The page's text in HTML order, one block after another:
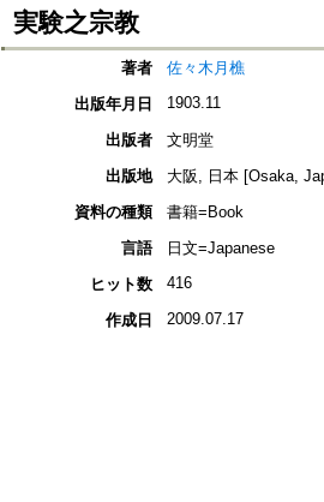
実験之宗教
著者
佐々木月樵
出版年月日
1903.11
出版者
文明堂
出版地
大阪, 日本 [Osaka,
資料の種類
書籍=Book
言語
日文=Japanese
ヒット数
416
作成日 2009.07.17